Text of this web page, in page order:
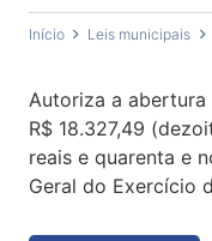
Início Leis municipais
Autoriza a
R$ 18.327,49
reais e quarenta e
Geral do Exercício